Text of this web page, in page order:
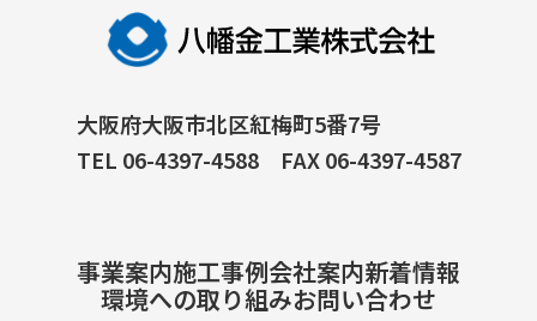
大阪府大阪市北区紅梅町5番7号
TEL 06-4397-4588 FAX 06-4397-4587
事業案内施工事例会社案内新着情報
環境への取り組みお問い合わせ